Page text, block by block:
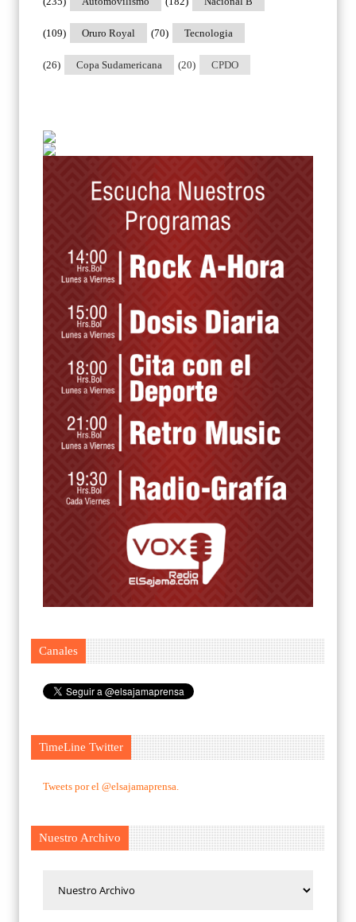
Oruro Royal
(109) Tecnologia
(70)
Copa Sudamericana
(26) CPDO
(20)
Canales
TimeLine Twitter
Tweets por el @elsajamaprensa.
Nuestro Archivo